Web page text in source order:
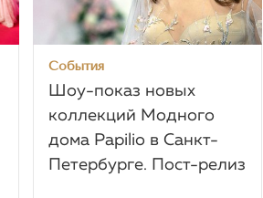
События
Шоу-показ новых
коллекций Модного
дома Papilio в Санкт-
Петербурге. Пост-релиз